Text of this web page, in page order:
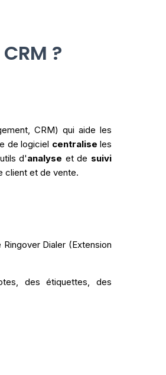
?
CRM) qui aide les
de logiciel centralise les
d'analyse et de suivi
client et de vente.
Dialer (Extension
des étiquettes, des